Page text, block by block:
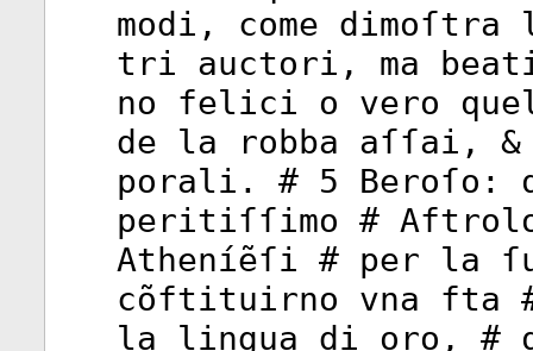
modi, come
tri auctori, ma
no felici o vero
de la robba aſſai,
porali. # 5 Beroſo:
peritiſſimo #
Atheníẽſi # per la
cõftituirno vna fta
la lingua di oro, #